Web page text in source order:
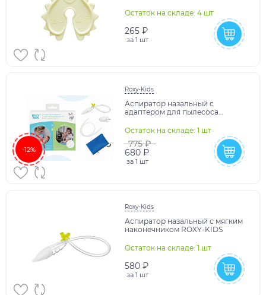
Остаток на складе: 4 шт
265 ₽
за 1 шт
-12%
Roxy-Kids
Аспиратор назальный с
адаптером для пылесоса
Остаток на складе: 1 шт
775 ₽
680 ₽
за 1 шт
Roxy-Kids
Аспиратор назальный с мягким
наконечником ROXY-KIDS
Остаток на складе: 1 шт
580 ₽
за 1 шт